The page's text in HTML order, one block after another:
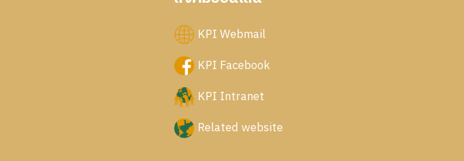
KPI Webmail
KPI Facebook
KPI Intranet
Related website